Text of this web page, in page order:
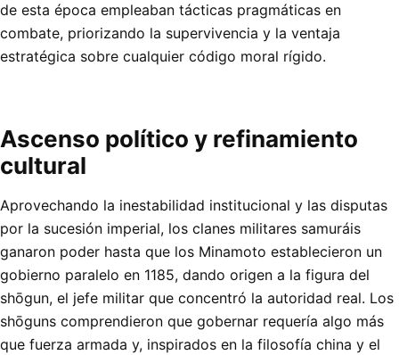
de esta época empleaban tácticas pragmáticas en
combate, priorizando la supervivencia y la ventaja
estratégica sobre cualquier código moral rígido.
Ascenso político y refinamiento
cultural
Aprovechando la inestabilidad institucional y las disputas
por la sucesión imperial, los clanes militares samuráis
ganaron poder hasta que los Minamoto establecieron un
gobierno paralelo en 1185, dando origen a la figura del
shōgun, el jefe militar que concentró la autoridad real. Los
shōguns comprendieron que gobernar requería algo más
que fuerza armada y, inspirados en la filosofía china y el